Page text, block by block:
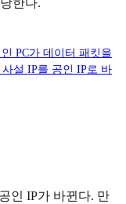
한다.
PC가 데이터 패킷을
설 IP를 공인 IP로 바
인 IP가 바뀐다. 만